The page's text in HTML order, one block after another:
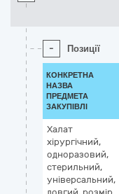
- Позиції
КОНКРЕТНА
НАЗВА
ПРЕДМЕТА
ЗАКУПІВЛІ
Халат
хірургічний,
одноразовий,
стерильний,
універсальний,